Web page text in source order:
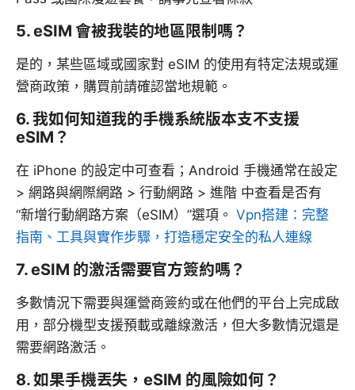
5. eSIM 會被我裝的地區限制嗎？
是的，某些區域或國家對 eSIM 的使用有特定法規或運
營商政策，購買前請確認當地規範。
6. 我如何知道我的手機系統版本支不支援
eSIM？
在 iPhone 的設定中可查看；Android 手機通常在設定
> 網路與網際網路 > 行動網路 > 進階 中查看是否有
“新增行動網路方案（eSIM）”選項。 Vpn搭建：完整
指南、工具與實作步驟，打造穩定安全的私人連線
7. eSIM 的激活需要官方簽約嗎？
多數情況下需要與運營商簽約或在他們的平台上完成啟
用，部分機型支援預載或離線激活，但大多數情況還是
需要網路激活。
8. 如果手機丟失，eSIM 的風險如何？